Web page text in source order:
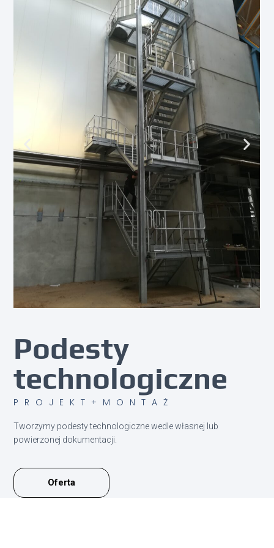
Podesty
technologiczne
PROJEKT+MONTAŻ
Tworzymy podesty technologiczne wedle własnej lub
powierzonej dokumentacji.
Oferta